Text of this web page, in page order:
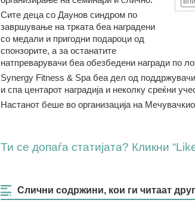
Сите деца со Даунов синдром по
завршување на трката беа наградени
со медали и пригодни подароци од
спонзорите, а за останатите
натпреварувачи беа обезбедени награди по
Synergy Fitness & Spa беа дел од
и спа центарот наградија и неколку среќни
Настанот беше во организација на
Ти се допаѓа статијата? Кликни
Слични содржини, кои ги читаат